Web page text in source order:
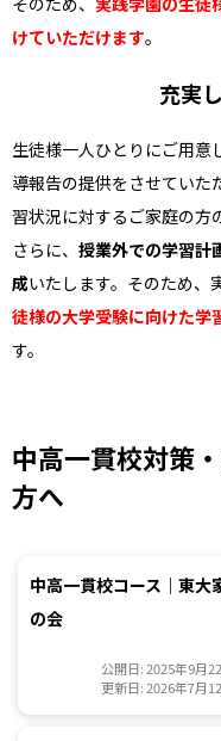
けていただけます。
充実
生徒様一人ひとりにご用意
導報告の提供をさせていた
習状況に対するご家庭の方
さらに、 授業外での学習計
成いたします。そのため、
徒様の大学受験に向けた学
す。
中高一貫校対策
方へ
中高一貫校コース｜東大
の会
公開日: 2025年9月
更新日: 2026年7月